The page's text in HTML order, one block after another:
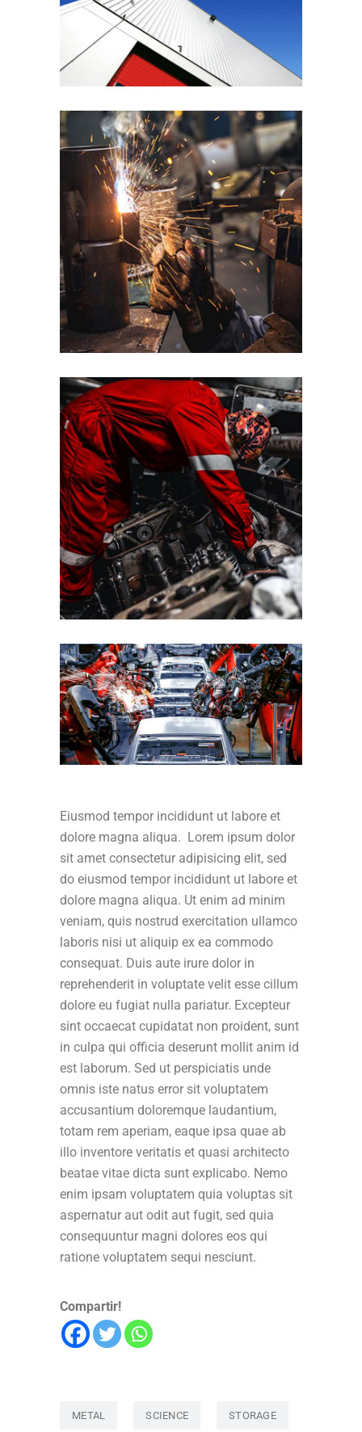
Eiusmod tempor incididunt ut labore et
dolore magna aliqua. Lorem ipsum dolor
sit amet consectetur adipisicing elit, sed
do eiusmod tempor incididunt ut labore et
dolore magna aliqua. Ut enim ad minim
veniam, quis nostrud exercitation ullamco
laboris nisi ut aliquip ex ea commodo
consequat. Duis aute irure dolor in
reprehenderit in voluptate velit esse cillum
dolore eu fugiat nulla pariatur. Excepteur
sint occaecat cupidatat non proident, sunt
in culpa qui officia deserunt mollit anim id
est laborum. Sed ut perspiciatis unde
omnis iste natus error sit voluptatem
accusantium doloremque laudantium,
totam rem aperiam, eaque ipsa quae ab
illo inventore veritatis et quasi architecto
beatae vitae dicta sunt explicabo. Nemo
enim ipsam voluptatem quia voluptas sit
aspernatur aut odit aut fugit, sed quia
consequuntur magni dolores eos qui
ratione voluptatem sequi nesciunt.
Compartir!
METAL SCIENCE STORAGE